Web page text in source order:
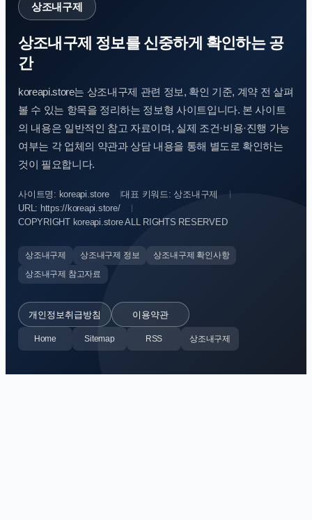
상조내구제
상조내구제 정보를 신중하게 확인하는 공
간
koreapi.store는 상조내구제 관련 정보, 확인 기준, 계약 전 살펴
볼 수 있는 항목을 정리하는 정보형 사이트입니다. 본 사이트
의 내용은 일반적인 참고 자료이며, 실제 조건·비용·진행 가능
여부는 각 업체의 약관과 상담 내용을 통해 별도로 확인하는
것이 필요합니다.
사이트명: koreapi.store
대표 키워드: 상조내구제
URL: https://koreapi.store/
COPYRIGHT koreapi.store ALL RIGHTS RESERVED
상조내구제 상조내구제 정보
상조내구제 확인사항
상조내구제 참고자료
개인정보취급방침 이용약관
Home Sitemap RSS 상조내구제